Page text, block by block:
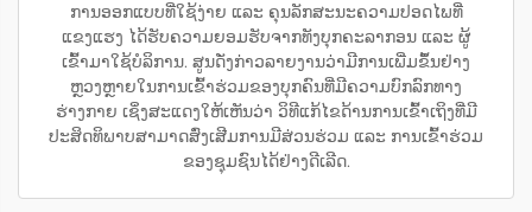
ການອອກແບບທີ່ໃຊ້ງ່າຍ ແລະ ຄຸນລັກສະນະຄວາມປອດໄພທີ່
ແຂງແຮງ ໄດ້ຮັບຄວາມຍອມຮັບຈາກທັງບຸກຄະລາກອນ ແລະ ຜູ້
ເຂົ້າມາໃຊ້ບໍລິການ. ສູນດັ່ງກ່າວລາຍງານວ່າມີການເພີ່ມຂຶ້ນຢ່າງ
ຫຼວງຫຼາຍໃນການເຂົ້າຮ່ວມຂອງບຸກຄົນທີ່ມີຄວາມບົກລົກທາງ
ຮ່າງກາຍ ເຊິ່ງສະແດງໃຫ້ເຫັນວ່າ ວິທີແກ້ໄຂດ້ານການເຂົ້າເຖິງທີ່ມີ
ປະສິດທິພາບສາມາດສົ່ງເສີມການມີສ່ວນຮ່ວມ ແລະ ການເຂົ້າຮ່ວມ
ຂອງຊຸມຊົນໄດ້ຢ່າງດີເລີດ.